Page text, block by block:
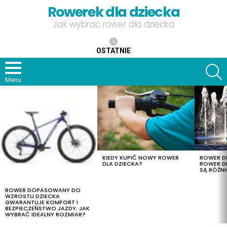
Rowerek dla dziecka
Jak wybrać rower dla dziecka
OSTATNIE
Menu
ROWER DOPASOWANY DO
WZROSTU DZIECKA
GWARANTUJE KOMFORT I
BEZPIECZEŃSTWO JAZDY. JAK
WYBRAĆ IDEALNY ROZMIAR?
KIEDY KUPIĆ NOWY ROWER
DLA DZIECKA?
ROWER
ROWER
SĄ